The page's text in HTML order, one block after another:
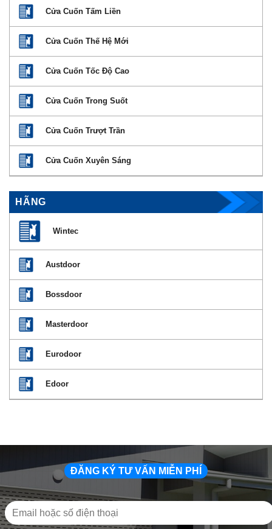
Cửa Cuốn Tấm Liền
Cửa Cuốn Thế Hệ Mới
Cửa Cuốn Tốc Độ Cao
Cửa Cuốn Trong Suốt
Cửa Cuốn Trượt Trần
Cửa Cuốn Xuyên Sáng
HÃNG
Wintec
Austdoor
Bossdoor
Masterdoor
Eurodoor
Edoor
ĐĂNG KÝ TƯ VẤN MIỄN PHÍ